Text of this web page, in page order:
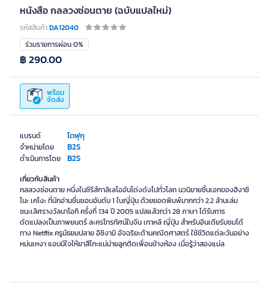
หนังสือ กลลวงซ่อนตาย (ฉบับแปลใหม่)
รหัสสินค้าDA12040
แบรนด์ ไดฟุกุ
จำหน่ายโดย B2S
ดำเนินการโดย B2S
ร่วมรายการผ่อน 0%
พร้อม
จัดส่ง
฿ 290.00
เกี่ยวกับสินค้า
กลลวงซ่อนตาย หนึ่งในซีรีส์กาลิเลโออันโด่งดังไปทั่วโลก นวนิยายชิ้นเอกของฮิงาชิ
โนะ เคโงะ ที่นักอ่านชื่นชอบอันดับ 1 ในญี่ปุ่น ด้วยยอดพิมพ์มากกว่า 2.2 ล้านเล่ม
ชนะเลิศรางวัลนาโอกิ ครั้งที่ 134 ปี 2005 แปลแล้วกว่า 28 ภาษา ได้รับการ
ดัดแปลงเป็นภาพยนตร์ ละครโทรทัศน์ในจีน เกาหลี ญี่ปุ่น สำหรับอินเดียรับชมได้
ทาง Netflix ครูมัธยมปลาย อิชิงามิ อัจฉริยะด้านคณิตศาสตร์ ใช้ชีวิตแต่ละวันอย่าง
หม่นเหงา แอบมีใจให้ยาสึโกะแม่ม่ายลูกติดเพื่อนข้างห้อง เมื่อรู้ว่าสองแม่ล